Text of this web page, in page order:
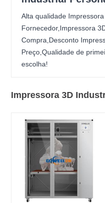
Alta qualidade
Fornecedor,Impressora
Compra,Desconto
Preço,Qualidade de
escolha!
Impressora 3D